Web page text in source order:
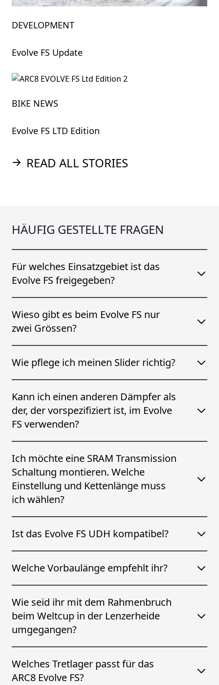
DEVELOPMENT
Evolve FS Update
BIKE NEWS
Evolve FS LTD Edition
READ ALL STORIES
HÄUFIG GESTELLTE FRAGEN
Für welches Einsatzgebiet ist das
Evolve FS freigegeben?
Wieso gibt es beim Evolve FS nur
zwei Grössen?
Wie pflege ich meinen Slider richtig?
Kann ich einen anderen Dämpfer als
der, der vorspezifiziert ist, im Evolve
FS verwenden?
Ich möchte eine SRAM Transmission
Schaltung montieren. Welche
Einstellung und Kettenlänge muss
ich wählen?
Ist das Evolve FS UDH kompatibel?
Welche Vorbaulänge empfehlt ihr?
Wie seid ihr mit dem Rahmenbruch
beim Weltcup in der Lenzerheide
umgegangen?
Welches Tretlager passt für das
ARC8 Evolve FS?